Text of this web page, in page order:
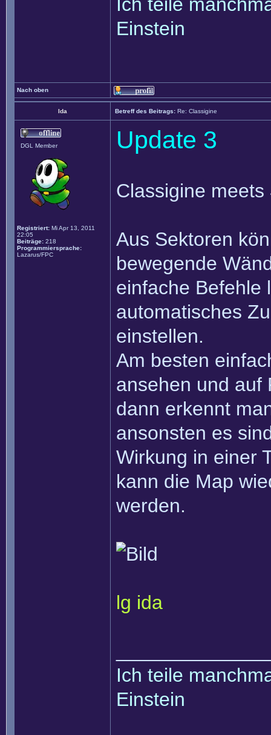
Einstein
Nach oben
Ida Betreff des Beitrags: Re: Classigine
DGL Member
Registriert: Mi Apr 13, 2011
22:05
Beiträge: 218
Programmiersprache:
Lazarus/FPC
Update 3
Classigine meets
Aus Sektoren
bewegende
einfache Befehle
automatisches
einstellen.
Am besten
ansehen und auf
dann erkennt
ansonsten es
Wirkung in einer
kann die Map
werden.
lg ida
Ich teile
Einstein